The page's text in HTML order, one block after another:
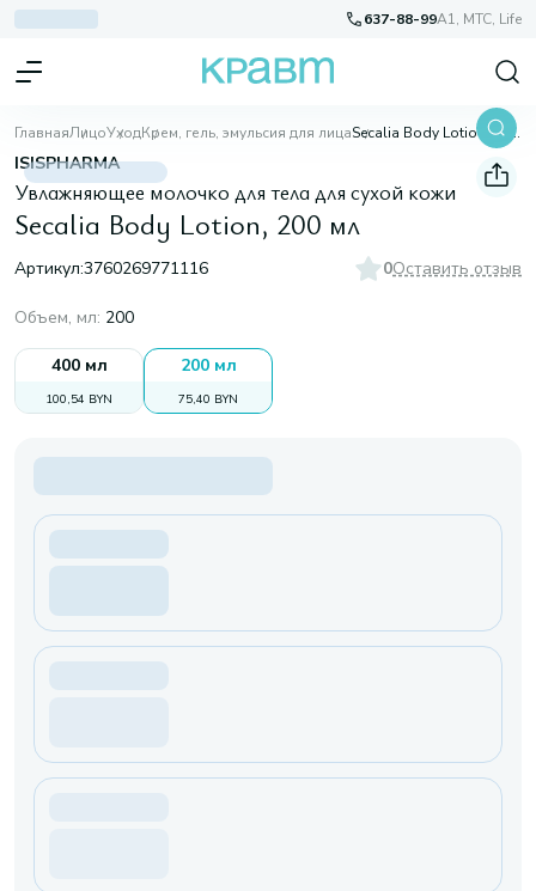
637-88-99A1, МТС, Life
ГлавнаяЛицоУходКрем, гель, эмульсия для лица Secalia Body Lotion, 200 мл
ISISPHARMA
Увлажняющее молочко для тела для сухой кожи
Secalia Body Lotion, 200 мл
Артикул:3760269771116 0Оставить отзыв
Объем, мл: 200
400 мл
100,54 BYN
200 мл
75,40 BYN